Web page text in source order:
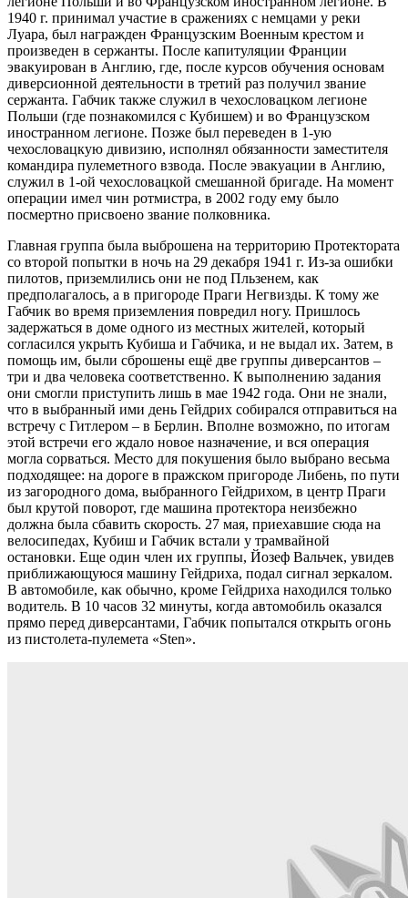
1940 г. принимал участие в сражениях с немцами у реки
Луара, был награжден Французским Военным крестом и
произведен в сержанты. После капитуляции Франции
эвакуирован в Англию, где, после курсов обучения основам
диверсионной деятельности в третий раз получил звание
сержанта. Габчик также служил в чехословацком легионе
Польши (где познакомился с Кубишем) и во Французском
иностранном легионе. Позже был переведен в 1-ую
чехословацкую дивизию, исполнял обязанности заместителя
командира пулеметного взвода. После эвакуации в Англию,
служил в 1-ой чехословацкой смешанной бригаде. На момент
операции имел чин ротмистра, в 2002 году ему было
посмертно присвоено звание полковника.
Главная группа была выброшена на территорию Протектората
со второй попытки в ночь на 29 декабря 1941 г. Из-за ошибки
пилотов, приземлились они не под Пльзенем, как
предполагалось, а в пригороде Праги Негвизды. К тому же
Габчик во время приземления повредил ногу. Пришлось
задержаться в доме одного из местных жителей, который
согласился укрыть Кубиша и Габчика, и не выдал их. Затем, в
помощь им, были сброшены ещё две группы диверсантов –
три и два человека соответственно. К выполнению задания
они смогли приступить лишь в мае 1942 года. Они не знали,
что в выбранный ими день Гейдрих собирался отправиться на
встречу с Гитлером – в Берлин. Вполне возможно, по итогам
этой встречи его ждало новое назначение, и вся операция
могла сорваться. Место для покушения было выбрано весьма
подходящее: на дороге в пражском пригороде Либень, по пути
из загородного дома, выбранного Гейдрихом, в центр Праги
был крутой поворот, где машина протектора неизбежно
должна была сбавить скорость. 27 мая, приехавшие сюда на
велосипедах, Кубиш и Габчик встали у трамвайной
остановки. Еще один член их группы, Йозеф Вальчек, увидев
приближающуюся машину Гейдриха, подал сигнал зеркалом.
В автомобиле, как обычно, кроме Гейдриха находился только
водитель. В 10 часов 32 минуты, когда автомобиль оказался
прямо перед диверсантами, Габчик попытался открыть огонь
из пистолета-пулемета «Sten».